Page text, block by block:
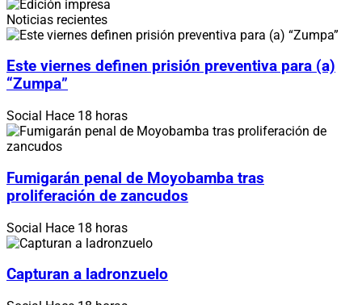
Noticias recientes
Este viernes definen prisión preventiva para (a)
“Zumpa”
Social Hace 18 horas
Fumigarán penal de Moyobamba tras
proliferación de zancudos
Social Hace 18 horas
Capturan a ladronzuelo